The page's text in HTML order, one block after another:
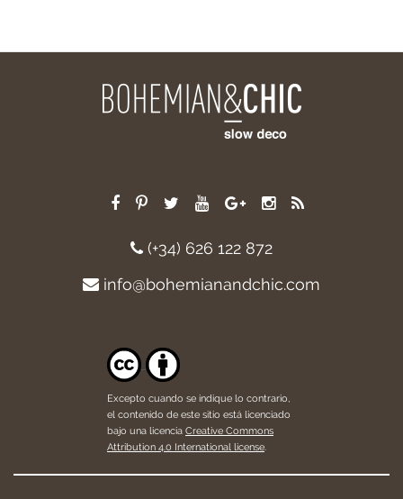
(+34) 626 122 872
info@bohemianandchic.com
Excepto cuando se indique lo contrario,
el contenido de este sitio está licenciado
bajo una licencia Creative Commons
Attribution 4.0 International license.